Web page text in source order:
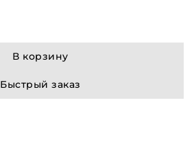
В корзину
Быстрый заказ